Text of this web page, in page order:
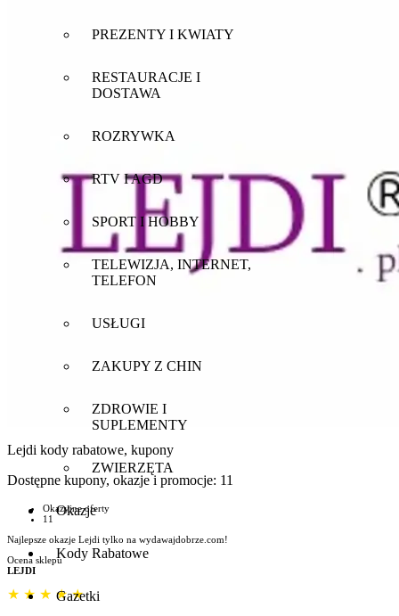
PREZENTY I KWIATY
RESTAURACJE I
DOSTAWA
ROZRYWKA
RTV I AGD
SPORT I HOBBY
TELEWIZJA, INTERNET,
TELEFON
USŁUGI
ZAKUPY Z CHIN
ZDROWIE I
SUPLEMENTY
ZWIERZĘTA
Okazje
Kody Rabatowe
Gazetki
Lejdi kody rabatowe, kupony
Dostępne kupony, okazje i promocje: 11
Okazyjne oferty
11
Najlepsze okazje Lejdi tylko na wydawajdobrze.com!
Ocena sklepu
LEJDI
★ ★ ★ ★ ★